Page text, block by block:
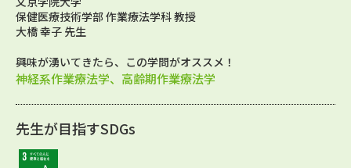
保健医療技術学部 作業療法学科 教授
大橋 幸子 先生
興味が湧いてきたら、この学問がオススメ！
神経系作業療法学、高齢期作業療法学
先生が目指すSDGs